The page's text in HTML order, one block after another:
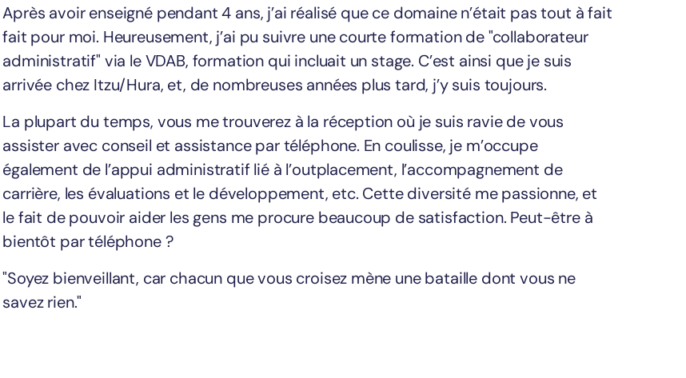
Après avoir enseigné pendant 4 ans, j’ai réalisé que ce domaine n’était pas tout à fait
fait pour moi. Heureusement, j’ai pu suivre une courte formation de "collaborateur
administratif" via le VDAB, formation qui incluait un stage. C’est ainsi que je suis
arrivée chez Itzu/Hura, et, de nombreuses années plus tard, j’y suis toujours.
La plupart du temps, vous me trouverez à la réception où je suis ravie de vous
assister avec conseil et assistance par téléphone. En coulisse, je m’occupe
également de l’appui administratif lié à l’outplacement, l’accompagnement de
carrière, les évaluations et le développement, etc. Cette diversité me passionne, et
le fait de pouvoir aider les gens me procure beaucoup de satisfaction. Peut-être à
bientôt par téléphone ?
"Soyez bienveillant, car chacun que vous croisez mène une bataille dont vous ne
savez rien."